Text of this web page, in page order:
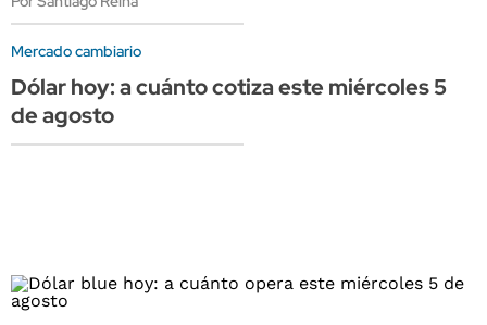
Mercado cambiario
Dólar hoy: a cuánto cotiza este miércoles 5
de agosto